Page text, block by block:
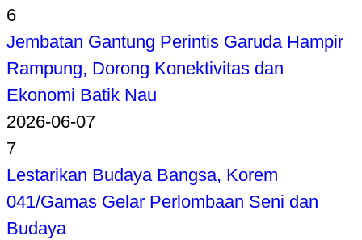
6
Jembatan Gantung Perintis Garuda Hampir
Rampung, Dorong Konektivitas dan
Ekonomi Batik Nau
2026-06-07
7
Lestarikan Budaya Bangsa, Korem
041/Gamas Gelar Perlombaan Seni dan
Budaya